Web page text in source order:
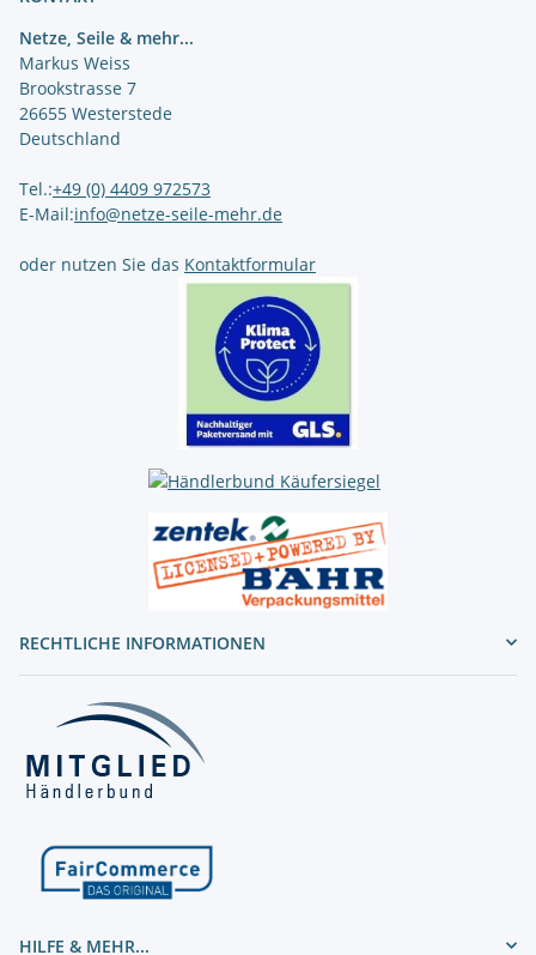
Netze, Seile & mehr...
Markus Weiss
Brookstrasse 7
26655 Westerstede
Deutschland
Tel.:+49 (0) 4409 972573
E-Mail:info@netze-seile-mehr.de
oder nutzen Sie das Kontaktformular
RECHTLICHE INFORMATIONEN
HILFE & MEHR...